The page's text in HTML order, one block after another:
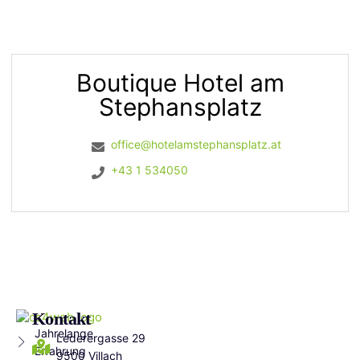
Boutique Hotel am
Stephansplatz
office@hotelamstephansplatz.at
+43 1 534050
Jahrelange
Erfahrung
Kontakt
Lederergasse 29
9500 Villach